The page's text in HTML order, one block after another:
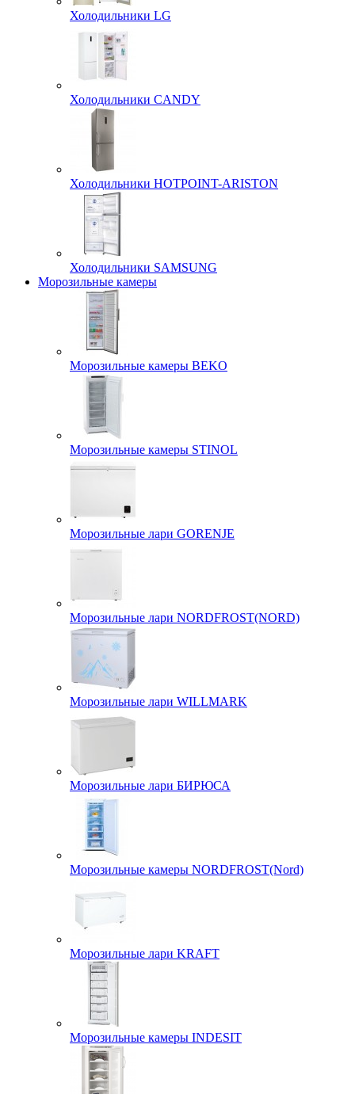
Холодильники LG
Холодильники CANDY
Холодильники HOTPOINT-ARISTON
Холодильники SAMSUNG
Морозильные камеры
Морозильные камеры BEKO
Морозильные камеры STINOL
Морозильные лари GORENJE
Морозильные лари NORDFROST(NORD)
Морозильные лари WILLMARK
Морозильные лари БИРЮСА
Морозильные камеры NORDFROST(Nord)
Морозильные лари KRAFT
Морозильные камеры INDESIT